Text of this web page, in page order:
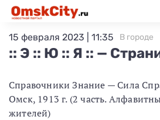
:: Э :: Ю :: Я :: —
15 февраля 2023 | 11:35 В городе
Справочники Знание — Сила
Омск, 1913 г. (2 часть.
жителей)